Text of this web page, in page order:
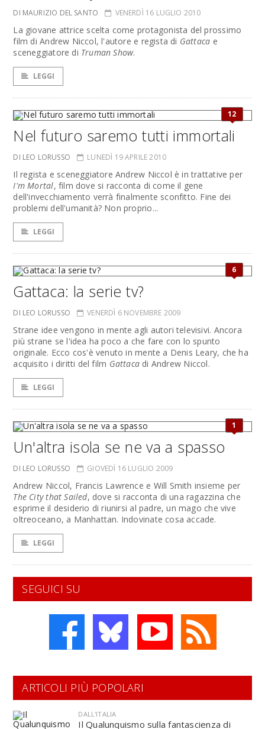
DI MAURIZIO DEL SANTO VENERDÌ 16 LUGLIO 2010
La giovane attrice scelta come protagonista del prossimo
film di Andrew Niccol, l'autore e regista di Gattaca e
sceneggiatore di Truman Show.
LEGGI
12
Nel futuro saremo tutti immortali
DI LEO LORUSSO LUNEDÌ 19 APRILE 2010
Il regista e sceneggiatore Andrew Niccol è in trattative per
I'm Mortal, film dove si racconta di come il gene
dell'invecchiamento verrà finalmente sconfitto. Fine dei
problemi dell'umanità? Non proprio...
LEGGI
6
Gattaca: la serie tv?
DI LEO LORUSSO VENERDÌ 6 NOVEMBRE 2009
Strane idee vengono in mente agli autori televisivi. Ancora
più strane se l'idea ha poco a che fare con lo spunto
originale. Ecco cos'è venuto in mente a Denis Leary, che ha
acquisito i diritti del film Gattacadi Andrew Niccol.
LEGGI
1
Un'altra isola se ne va a spasso
DI LEO LORUSSO GIOVEDÌ 16 LUGLIO 2009
Andrew Niccol, Francis Lawrence e Will Smith insieme per
The City that Sailed, dove si racconta di una ragazzina che
esprime il desiderio di riunirsi al padre, un mago che vive
oltreoceano, a Manhattan. Indovinate cosa accade.
LEGGI
SEGUICI SU
ARTICOLI PIÙ POPOLARI
DALL'ITALIA
Il Qualunquismo sulla fantascienza di